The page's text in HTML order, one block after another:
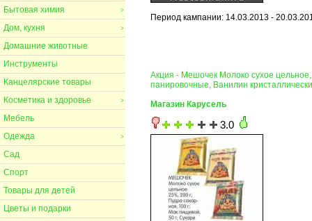
>
Бытовая химия
>
Дом, кухня
Домашние животные
Инструменты
Канцелярские товары
>
Косметика и здоровье
Мебель
>
Одежда
Сад
Спорт
Товары для детей
Цветы и подарки
Период кампании: 14.03.2013 -
Акция - Мешочек Молоко сухое
панировочные, Ванилин
Магазин Карусель
3.0